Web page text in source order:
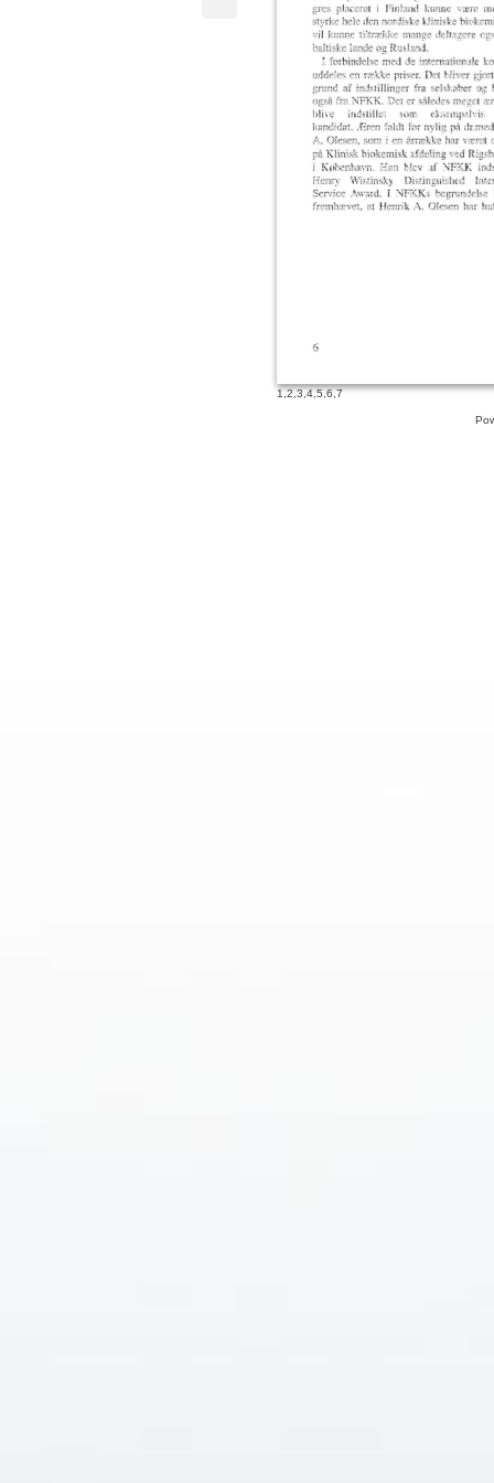
gres placeret i Finland kunne vrere med
styrke hele den nordiske kliniske biokemi,
vii kunne tiltrrekke mange deltagere
baltiske !ande og Rusland.
I forbindelse med de internatianale
uddeles en rrekke priser. Det bliver gjort
grund af indstillinger fra selskaber og
også fra NFKK. Det er således meget
blive indstillet som eksempelvis
kandidat. !Eren faldt for nylig på
A. Olesen, som i en årrrekke har vreret
på Klinisk biokemisk afdeling ved
i K(l)benhavn. Han blev af NFKK
Henry Wistinsky Distinguished
Service Award. I NFKKs begrundelse
fremhrevet, at Henrik
A. Olesen har
6
1,2,3,4,5,6,7